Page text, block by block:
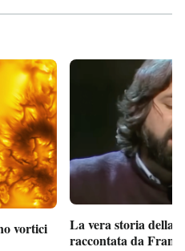
vortici
La vera storia della
raccontata da